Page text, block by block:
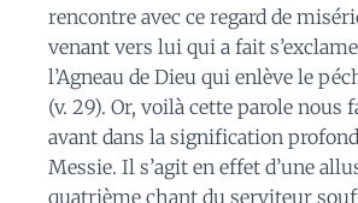
rencontre avec ce regard de
venant vers lui qui a fait
l’Agneau de Dieu qui enlève le
(v. 29). Or, voilà cette parole nous
avant dans la signification
Messie. Il s’agit en effet d’une
quatrième chant du serviteur